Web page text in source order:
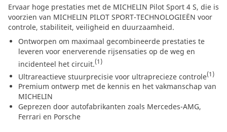
Ervaar hoge prestaties met de MICHELIN Pilot Sport 4 S, die is
voorzien van MICHELIN PILOT SPORT-TECHNOLOGIEËN voor
controle, stabiliteit, veiligheid en duurzaamheid.
Ontworpen om maximaal gecombineerde prestaties te
leveren voor enerverende rijsensaties op de weg en
incidenteel het circuit.(1)
Ultrareactieve stuurprecisie voor ultraprecieze controle(1)
Premium ontwerp met de kennis en het vakmanschap van
MICHELIN
Geprezen door autofabrikanten zoals Mercedes-AMG,
Ferrari en Porsche